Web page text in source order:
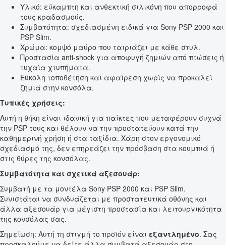
Υλικό: εύκαμπτη και ανθεκτική σιλικόνη που απορροφά
τους κραδασμούς.
Συμβατότητα: σχεδιασμένη ειδικά για Sony PSP 2000 και
PSP Slim.
Χρώμα: κομψό μαύρο που ταιριάζει με κάθε στυλ.
Προστασία anti-shock για αποφυγή ζημιών από πτώσεις ή
τυχαία χτυπήματα.
Εύκολη τοποθέτηση και αφαίρεση χωρίς να προκαλεί
ζημιά στην κονσόλα.
Τυπικές χρήσεις:
Αυτή η θήκη είναι ιδανική για παίκτες που μεταφέρουν συχνά
την PSP τους και θέλουν να την προστατεύουν κατά την
καθημερινή χρήση ή στα ταξίδια. Χάρη στον εργονομικό
σχεδιασμό της, δεν επηρεάζει την πρόσβαση στα κουμπιά ή
στις θύρες της κονσόλας.
Συμβατότητα και σχετικά αξεσουάρ:
Συμβατή με τα μοντέλα Sony PSP 2000 και PSP Slim.
Συνιστάται να συνδυάζεται με προστατευτικά οθόνης και
άλλα αξεσουάρ για μέγιστη προστασία και λειτουργικότητα
της κονσόλας σας.
Σημείωση: Αυτή τη στιγμή το προϊόν είναι εξαντλημένο. Σας